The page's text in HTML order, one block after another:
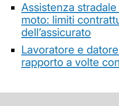
Assistenza
moto: limiti
dell’assicurato
Lavoratore e
rapporto a volte